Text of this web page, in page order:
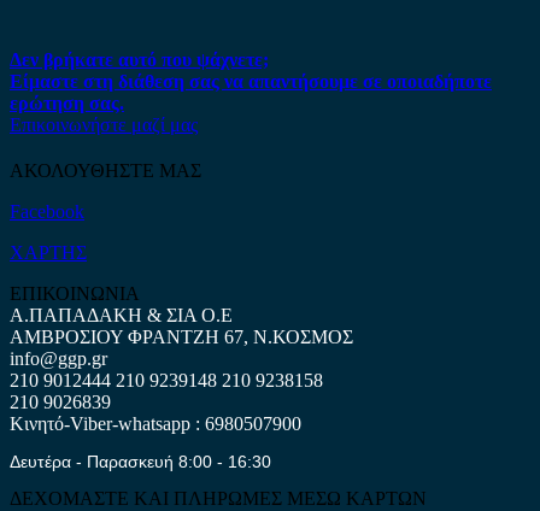
Δεν βρήκατε αυτό που ψάχνετε;
Είμαστε στη διάθεση σας να απαντήσουμε σε οποιαδήποτε
ερώτηση σας.
Επικοινωνήστε μαζί μας
ΑΚΟΛΟΥΘΗΣΤΕ ΜΑΣ
Facebook
ΧΑΡΤΗΣ
ΕΠΙΚΟΙΝΩΝΙΑ
Α.ΠΑΠΑΔΑΚΗ & ΣΙΑ Ο.Ε
ΑΜΒΡΟΣΙΟΥ ΦΡΑΝΤΖΗ 67, Ν.ΚΟΣΜΟΣ
info@ggp.gr
210 9012444 210 9239148 210 9238158
210 9026839
Κινητό-Viber-whatsapp : 6980507900
Δευτέρα - Παρασκευή 8:00 - 16:30
ΔΕΧΟΜΑΣΤΕ ΚΑΙ ΠΛΗΡΩΜΕΣ ΜΕΣΩ ΚΑΡΤΩΝ